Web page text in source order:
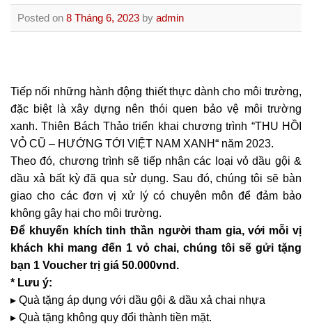
Posted on 8 Tháng 6, 2023 by admin
Tiếp nối những hành động thiết thực dành cho môi trường,
đặc biệt là xây dựng nên thói quen bảo vệ môi trường
xanh. Thiên Bách Thảo triển khai chương trình “THU HỒI
VỎ CŨ – HƯỚNG TỚI VIỆT NAM XANH“ năm 2023.
Theo đó, chương trình sẽ tiếp nhận các loại vỏ dầu gội &
dầu xả bất kỳ đã qua sử dụng. Sau đó, chúng tôi sẽ bàn
giao cho các đơn vị xử lý có chuyên môn để đảm bảo
không gây hại cho môi trường.
Để khuyến khích tinh thần người tham gia, với mỗi vị
khách khi mang đến 1 vỏ chai, chúng tôi sẽ gửi tặng
bạn 1 Voucher trị giá 50.000vnd.
* Lưu ý:
▸ Quà tặng áp dụng với dầu gội & dầu xả chai nhựa
▸ Quà tặng không quy đổi thành tiền mặt.